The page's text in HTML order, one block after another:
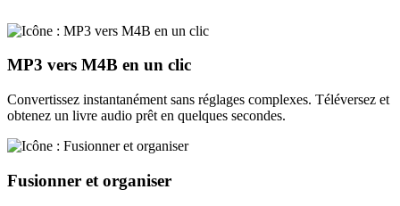
MP3 vers M4B en un clic
Convertissez instantanément sans réglages complexes. Téléversez et
obtenez un livre audio prêt en quelques secondes.
Fusionner et organiser